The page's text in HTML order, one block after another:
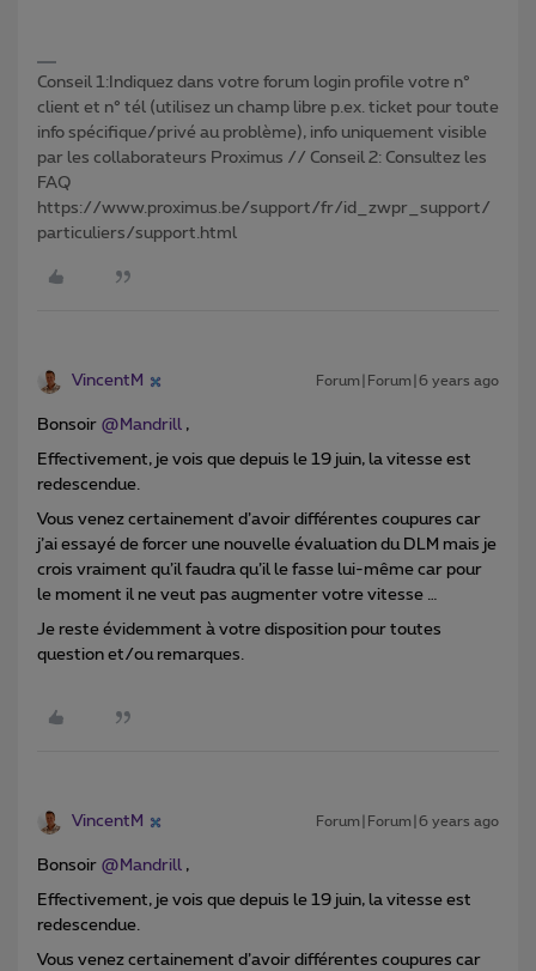
Conseil 1:Indiquez dans votre forum login profile votre n°
client et n° tél (utilisez un champ libre p.ex. ticket pour toute
info spécifique/privé au problème), info uniquement visible
par les collaborateurs Proximus // Conseil 2: Consultez les
FAQ
https://www.proximus.be/support/fr/id_zwpr_support/
particuliers/support.html
VincentM Forum|Forum|6 years ago
Bonsoir @Mandrill ,
Effectivement, je vois que depuis le 19 juin, la vitesse est
redescendue.
Vous venez certainement d’avoir différentes coupures car
j’ai essayé de forcer une nouvelle évaluation du DLM mais je
crois vraiment qu’il faudra qu’il le fasse lui-même car pour
le moment il ne veut pas augmenter votre vitesse …
Je reste évidemment à votre disposition pour toutes
question et/ou remarques.
VincentM Forum|Forum|6 years ago
Bonsoir @Mandrill ,
Effectivement, je vois que depuis le 19 juin, la vitesse est
redescendue.
Vous venez certainement d’avoir différentes coupures car